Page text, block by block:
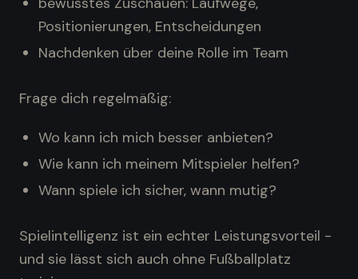
Positionierungen, Entscheidungen
Nachdenken über deine Rolle im Team
Frage dich regelmäßig:
Wo kann ich mich besser anbieten?
Wie kann ich meinem Mitspieler helfen?
Wann spiele ich sicher, wann mutig?
Spielintelligenz ist ein echter Leistungsvorteil -
und sie lässt sich auch ohne Fußballplatz